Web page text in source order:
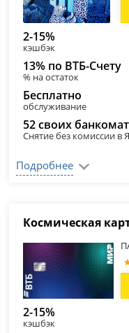
2-15%
кэшбэк
13% по ВТБ-Счету
% на остаток
Бесплатно
обслуживание
52 своих
Снятие без комиссии в
Подробнее
Космическая
2-15%
кэшбэк